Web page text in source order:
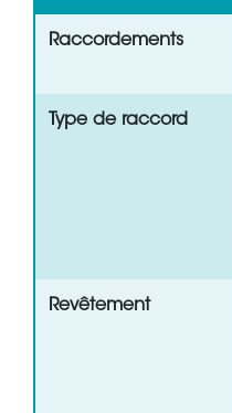
Raccordements
Type de raccord
Revêtement